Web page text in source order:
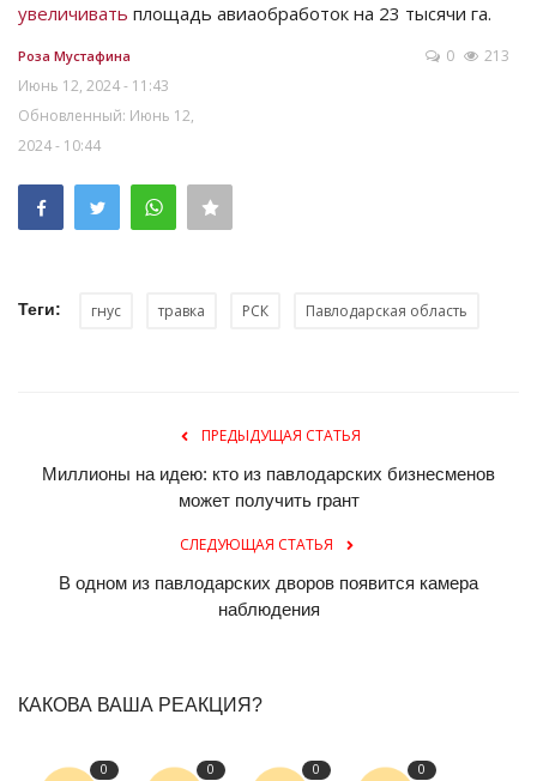
увеличивать площадь авиаобработок на 23 тысячи га.
Роза Мустафина
Июнь 12, 2024 - 11:43
Обновленный: Июнь 12,
2024 - 10:44
0 213
Теги: гнус травка РСК Павлодарская область
ПРЕДЫДУЩАЯ СТАТЬЯ
Миллионы на идею: кто из павлодарских бизнесменов
может получить грант
СЛЕДУЮЩАЯ СТАТЬЯ
В одном из павлодарских дворов появится камера
наблюдения
КАКОВА ВАША РЕАКЦИЯ?
0 0 0 0